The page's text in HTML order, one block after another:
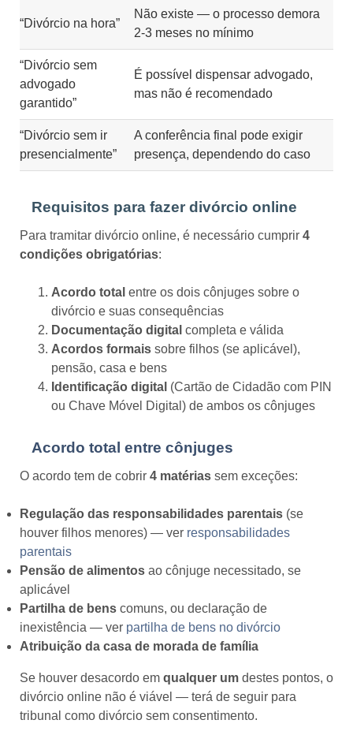
“Divórcio na hora”
Não existe — o processo demora
2-3 meses no mínimo
“Divórcio sem
advogado
garantido”
É possível dispensar advogado,
mas não é recomendado
“Divórcio sem ir
presencialmente”
A conferência final pode exigir
presença, dependendo do caso
Requisitos para fazer divórcio online
Para tramitar divórcio online, é necessário cumprir 4
condições obrigatórias:
Acordo total entre os dois cônjuges sobre o
divórcio e suas consequências
Documentação digital completa e válida
Acordos formais sobre filhos (se aplicável),
pensão, casa e bens
Identificação digital (Cartão de Cidadão com PIN
ou Chave Móvel Digital) de ambos os cônjuges
Acordo total entre cônjuges
O acordo tem de cobrir 4 matérias sem exceções:
Regulação das responsabilidades parentais (se
houver filhos menores) — ver responsabilidades
parentais
Pensão de alimentos ao cônjuge necessitado, se
aplicável
Partilha de bens comuns, ou declaração de
inexistência — ver partilha de bens no divórcio
Atribuição da casa de morada de família
Se houver desacordo em qualquer um destes pontos, o
divórcio online não é viável — terá de seguir para
tribunal como divórcio sem consentimento.